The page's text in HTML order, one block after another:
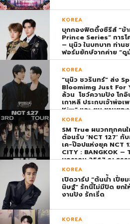
KOREA
บุกกองฟิตติ้งซีรีส์ “ข้
Prince Series” การ
– นุนิว ในบทบาท ท่าน
ฟอร์มยักษ์จากค่าย “ดู
KOREA
“นุนิว ชวรินทร์” ส่ง
Bloomimg Just For
ล้วน โชว์ความปัง โก
เกาหลี ประกบเจ้าพ่อ
Kim” และ ยุน ชานยอ
พุ่ง ติดอันดับ 1 โลก
KOREA
SM True ผนวกทุกคน
ต้อนรับ ‘NCT 127’
เค-ป๊อปแห่งยุค NCT
CITY : BANGKOK –
มกราคม 2567 ณ ธรร
ตอบรับยิ่งใหญ่สมการ
ทุกที่นั่งทันทีที่เปิดจำหน่
KOREA
เปิดวาร์ป “ต้นน้ำ เปี่ย
นิษฐ์” รักนี้ไม่มีปิด ยก
งานปัง รักเริ่ด
KOREA